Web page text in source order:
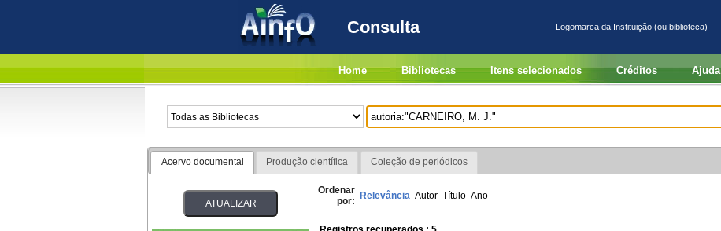
Consulta Logomarca da Instituição (ou biblioteca)
Home Bibliotecas Itens selecionados Créditos Ajuda
Acervo documental Produção científica Coleção de periódicos
Ordenar
por: Relevância Autor Título Ano